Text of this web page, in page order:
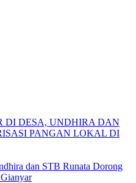
dan STB Runata Dorong